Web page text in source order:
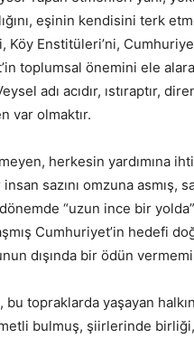
eşinin kendisini terk
Köy Enstitüleri’ni,
toplumsal önemini ele
adı acıdır, ıstıraptır,
var olmaktır.
herkesin yardımına
sazını omzuna asmış,
“uzun ince bir
Cumhuriyet’in hedefi
dışında bir ödün
bu topraklarda yaşayan
bulmuş, şiirlerinde